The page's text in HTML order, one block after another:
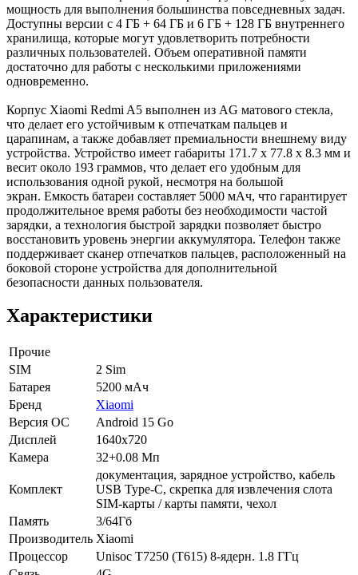
мощность для выполнения большинства повседневных задач.
Доступны версии с 4 ГБ + 64 ГБ и 6 ГБ + 128 ГБ внутреннего
хранилища, которые могут удовлетворить потребности
различных пользователей. Объем оперативной памяти
достаточно для работы с несколькими приложениями
одновременно.
Корпус Xiaomi Redmi A5 выполнен из AG матового стекла,
что делает его устойчивым к отпечаткам пальцев и
царапинам, а также добавляет премиальности внешнему виду
устройства. Устройство имеет габариты 171.7 x 77.8 x 8.3 мм и
весит около 193 граммов, что делает его удобным для
использования одной рукой, несмотря на большой
экран. Емкость батареи составляет 5000 мАч, что гарантирует
продолжительное время работы без необходимости частой
зарядки, а технология быстрой зарядки позволяет быстро
восстановить уровень энергии аккумулятора. Телефон также
поддерживает сканер отпечатков пальцев, расположенный на
боковой стороне устройства для дополнительной
безопасности данных пользователя.
Характеристики
Прочие
SIM
2 Sim
Батарея
5200 мAч
Бренд
Xiaomi
Версия ОС
Android 15 Go
Дисплей
1640x720
Камера
32+0.08 Мп
Комплект
документация, зарядное устройство, кабель
USB Type-C, скрепка для извлечения слота
SIM-карты / карты памяти, чехол
Память
3/64Гб
Производитель Xiaomi
Процессор
Unisoc T7250 (T615) 8-ядерн. 1.8 ГГц